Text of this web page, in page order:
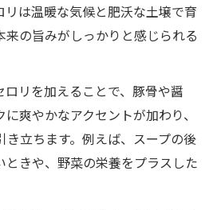
リは温暖な気候と肥沃な土壌で育
来の旨みがしっかりと感じられる
ロリを加えることで、豚骨や醤
爽やかなアクセントが加わり、
き立ちます。例えば、スープの後
ときや、野菜の栄養をプラスした